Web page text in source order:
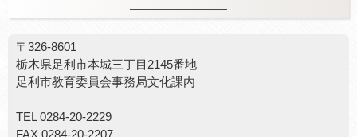
〒326-8601
栃木県足利市本城三丁目2145番地
足利市教育委員会事務局文化課内
TEL 0284-20-2229